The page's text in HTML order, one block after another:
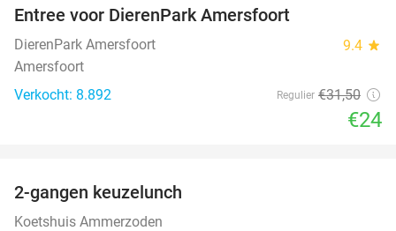
Entree voor DierenPark Amersfoort
DierenPark Amersfoort 9.4 star
Amersfoort
Verkocht: 8.892
Regulier €31,50
€24
2-gangen keuzelunch
Koetshuis Ammerzoden